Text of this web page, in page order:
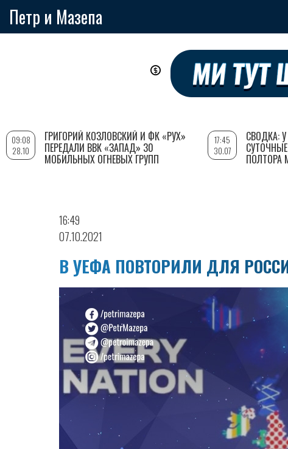
Петр и Мазепа
16:49
07.10.2021
В УЕФА ПОВТОРИЛИ ДЛЯ
09:08
28.10
ГРИГОРИЙ КОЗЛОВСКИЙ И ФК «РУХ»
ПЕРЕДАЛИ ВВК «ЗАПАД» 30
МОБИЛЬНЫХ ОГНЕВЫХ ГРУПП
17:45
30.07
СВОДКА:
ПОЛТОРА